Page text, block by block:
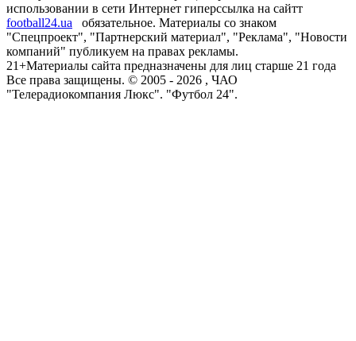
использовании в сети Интернет гиперссылка на сайтт
football24.ua
обязательное. Материалы со знаком
"Спецпроект", "Партнерский материал", "Реклама", "Новости
компаний" публикуем на правах рекламы.
21+Материалы сайта предназначены для лиц старше 21 года
Все права защищены. © 2005 - 2026 , ЧАО
"Телерадиокомпания Люкс". "Футбол 24".